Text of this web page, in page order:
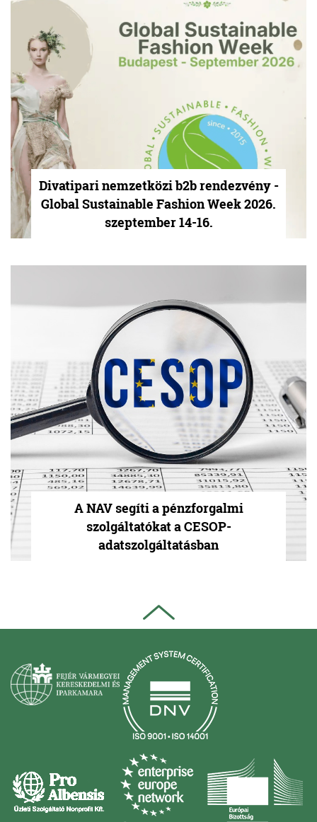
Divatipari nemzetközi b2b rendezvény -
Global Sustainable Fashion Week 2026.
szeptember 14-16.
A NAV segíti a pénzforgalmi
szolgáltatókat a CESOP-
adatszolgáltatásban